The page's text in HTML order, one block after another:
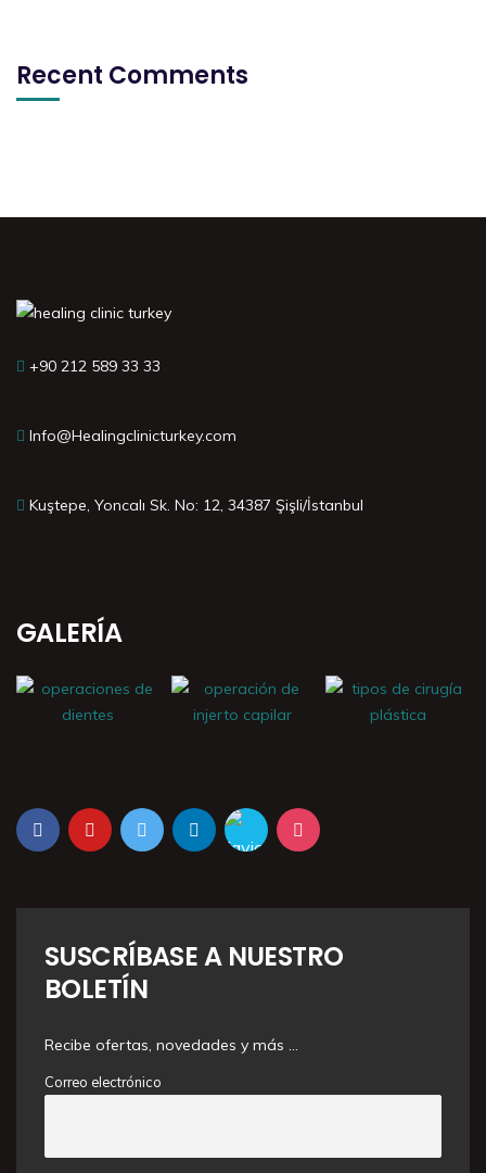
Recent Comments
+90 212 589 33 33
Info@Healingclinicturkey.com
Kuştepe, Yoncalı Sk. No: 12, 34387 Şişli/İstanbul
GALERÍA
SUSCRÍBASE A NUESTRO
BOLETÍN
Recibe ofertas, novedades y más …
Correo electrónico